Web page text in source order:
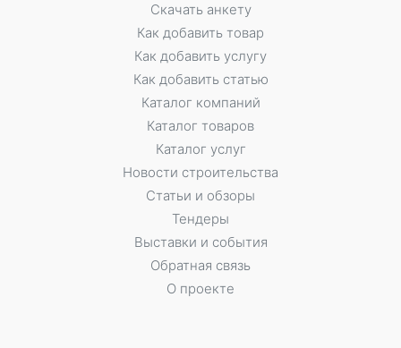
Скачать анкету
Как добавить товар
Как добавить услугу
Как добавить статью
Каталог компаний
Каталог товаров
Каталог услуг
Новости строительства
Статьи и обзоры
Тендеры
Выставки и события
Обратная связь
О проекте